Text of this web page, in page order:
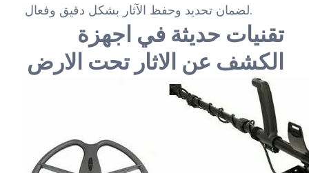
لضمان تحديد وحفظ الآثار بشكل دقيق وفعال.
تقنيات حديثة في اجهزة
الكشف عن الاثار تحت الارض